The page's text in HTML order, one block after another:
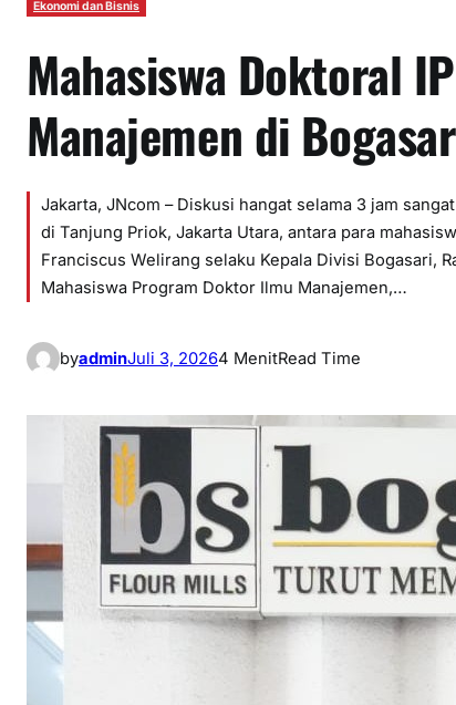
Ekonomi dan Bisnis
Mahasiswa Doktoral
Manajemen di
Jakarta, JNcom – Diskusi hangat selama 3 jam
di Tanjung Priok, Jakarta Utara, antara para
Franciscus Welirang selaku Kepala Divisi Bogasari,
Mahasiswa Program Doktor Ilmu Manajemen,…
byadminJuli 3, 20264 MenitRead Time